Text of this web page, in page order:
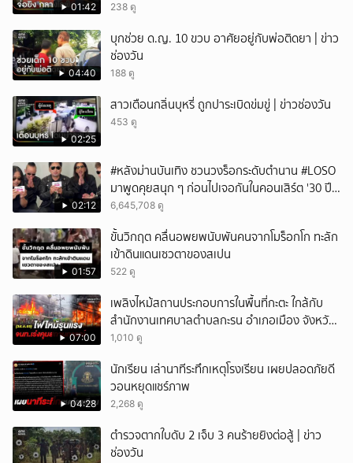
01:42 238 ดู
04:40
บุกช่วย ด.ญ. 10 ขวบ อาศัยอยู่กับพ่อติดยา | ข่าว
ช่องวัน
188 ดู
02:25
สาวเตือนกลิ่นบุหรี่ ถูกปาระเบิดข่มขู่ | ข่าวช่องวัน
453 ดู
02:12
#หลังม่านบันเทิง ชวนวงร็อกระดับตำนาน #LOSO
มาพูดคุยสนุก ๆ ก่อนไปเจอกันในคอนเสิร์ต '30 ปี
LOSO นานเท่าไรก็รอ'
6,645,708 ดู
01:57
ขั้นวิกฤต คลื่นอพยพนับพันคนจากโมร็อกโก ทะลัก
เข้าดินแดนเซวตาของสเปน
522 ดู
07:00
เพลิงไหม้สถานประกอบการในพื้นที่กะตะ ใกล้กับ
สำนักงานเทศบาลตำบลกะรน อำเภอเมือง จังหวัด
ภูเก็ต
1,010 ดู
04:28
นักเรียน เล่านาทีระทึกเหตุโรงเรียน เผยปลอดภัยดี
วอนหยุดแชร์ภาพ
2,268 ดู
ตำรวจตากใบดับ 2 เจ็บ 3 คนร้ายยิงต่อสู้ | ข่าว
ช่องวัน